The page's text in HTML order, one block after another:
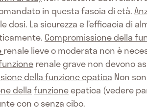
in questa fascia di età.
La sicurezza e l’efficacia di
Compromissione della
renale lieve o moderata non è
renale grave non devono
della funzione epatica Non
dellafunzioneepatica (vedere
con o senza cibo.